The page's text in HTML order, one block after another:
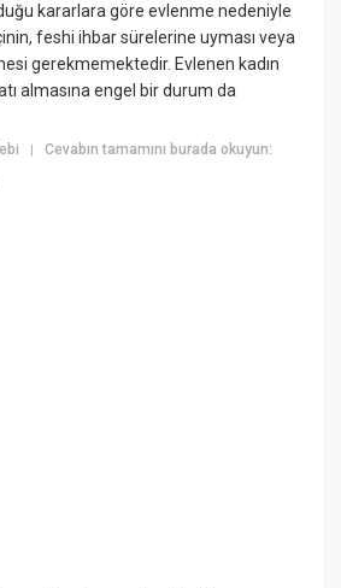
kararlara göre evlenme nedeniyle
feshi ihbar sürelerine uyması veya
gerekmemektedir. Evlenen kadın
almasına engel bir durum da
|Cevabın tamamını burada okuyun: